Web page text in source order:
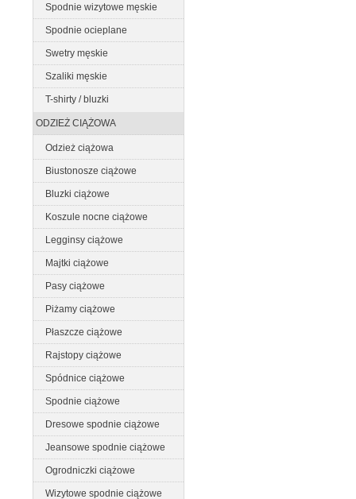
Spodnie wizytowe męskie
Spodnie ocieplane
Swetry męskie
Szaliki męskie
T-shirty / bluzki
ODZIEŻ CIĄŻOWA
Odzież ciążowa
Biustonosze ciążowe
Bluzki ciążowe
Koszule nocne ciążowe
Legginsy ciążowe
Majtki ciążowe
Pasy ciążowe
Piżamy ciążowe
Płaszcze ciążowe
Rajstopy ciążowe
Spódnice ciążowe
Spodnie ciążowe
Dresowe spodnie ciążowe
Jeansowe spodnie ciążowe
Ogrodniczki ciążowe
Wizytowe spodnie ciążowe